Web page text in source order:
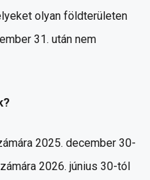
olyan földterületen
31. után nem
2025. december 30-
2026. június 30-tól